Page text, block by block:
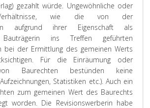
gezahlt würde. Ungewöhnliche oder
wie die von der
aufgrund ihrer Eigenschaft als
Bauträgerin ins Treffen geführten
bei der Ermittlung des gemeinen Werts
Für die Einräumung oder
Baurechten bestünden keine
Statistiken etc.). Auch ein
zum gemeinen Wert des Baurechts
worden. Die Revisionswerberin habe